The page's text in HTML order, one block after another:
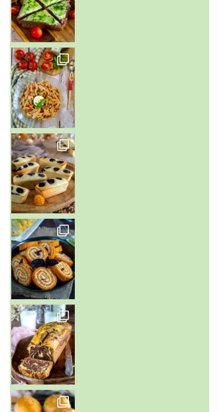
~ SALADE DE PÂTES AUX DEUX TOMATES THON ET BURRA
~ FINANCIERS MYRTILLES ET CITRON ~
Aujourd'hu
~ BUNS MAISON ~
Un peu de boulange par ici au